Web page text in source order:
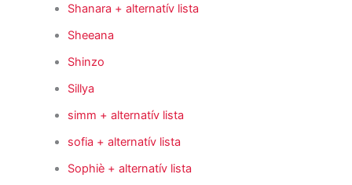
Shanara + alternatív lista
Sheeana
Shinzo
Sillya
simm + alternatív lista
sofia + alternatív lista
Sophiè + alternatív lista